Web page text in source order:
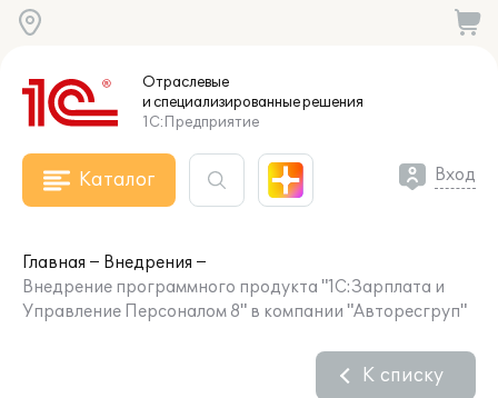
Отраслевые
и специализированныерешения
1С:Предприятие
Каталог Вход
Главная
Внедрения
Внедрение программного продукта "1С:Зарплата и
Управление Персоналом 8" в компании "Авторесгруп"
К списку